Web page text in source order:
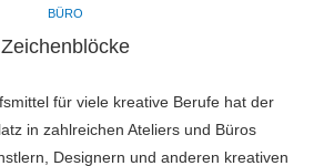
BÜRO
Zeichenblöcke
für viele kreative Berufe hat der
in zahlreichen Ateliers und Büros
Designern und anderen kreativen